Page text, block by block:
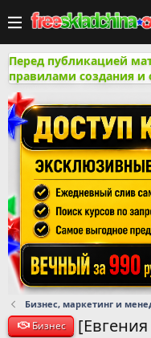
Перед публикацией
правилами создания
Бизнес, маркетинг и
Бизнес